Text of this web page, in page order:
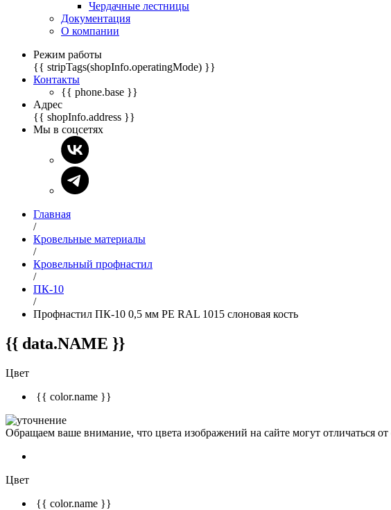
Чердачные лестницы
Документация
О компании
Режим работы
{{ stripTags(shopInfo.operatingMode) }}
Контакты
{{ phone.base }}
Адрес
{{ shopInfo.address }}
Мы в соцсетях
Главная
/
Кровельные материалы
/
Кровельный профнастил
/
ПК-10
/
Профнастил ПК-10 0,5 мм РЕ RAL 1015 слоновая кость
{{ data.NAME }}
Цвет
{{ color.name }}
Обращаем ваше внимание, что цвета изображений на сайте могут отличаться от
Цвет
{{ color.name }}